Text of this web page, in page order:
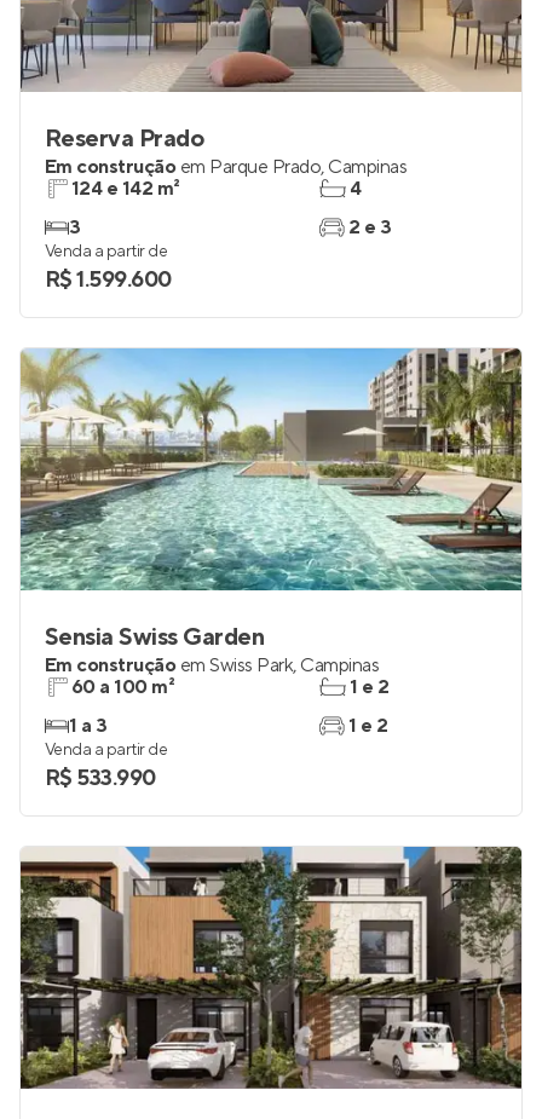
Reserva Prado
Em construção em Parque Prado, Campinas
124 e 142 m²
3
4
2 e 3
Venda a partir de
R$ 1.599.600
Sensia Swiss Garden
Em construção em Swiss Park, Campinas
60 a 100 m²
1 a 3
1 e 2
1 e 2
Venda a partir de
R$ 533.990